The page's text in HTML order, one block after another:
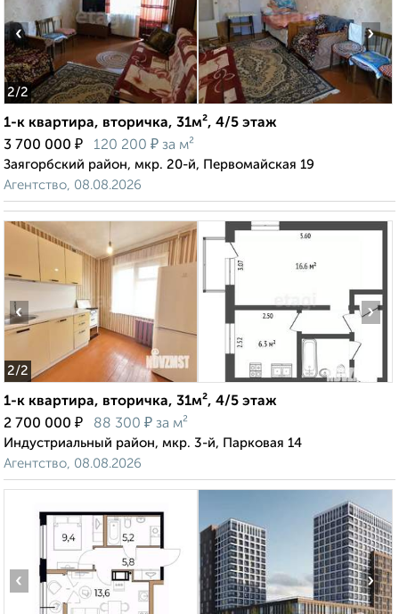
2/2
‹ ›
1-к квартира, вторичка, 31м², 4/5 этаж
3 700 000 ₽ 120 200 ₽ за м²
Заягорбский район, мкр. 20-й, Первомайская 19
Агентство, 08.08.2026
2/2
‹ ›
1-к квартира, вторичка, 31м², 4/5 этаж
2 700 000 ₽ 88 300 ₽ за м²
Индустриальный район, мкр. 3-й, Парковая 14
Агентство, 08.08.2026
‹ ›